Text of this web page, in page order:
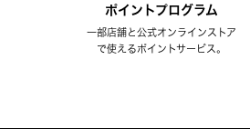
ポイントプログラム
一部店舗と公式オンラインストア
で使えるポイントサービス。